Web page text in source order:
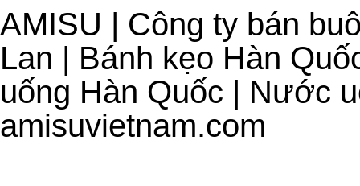
AMISU | Công ty bán
Lan | Bánh kẹo Hàn
uống Hàn Quốc | Nước
amisuvietnam.com